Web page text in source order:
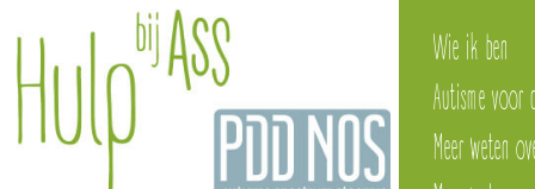
Wie ik ben
Autisme voor
Meer weten